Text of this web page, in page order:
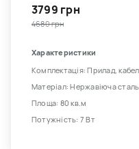
3799 грн
4680 грн
Характеристики
Комплектація: Прилад,
Матеріал: Нержавіюча сталь
Площа: 80 кв.м
Потужність: 7 Вт